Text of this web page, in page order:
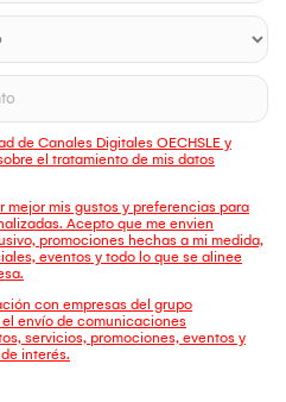
de Canales Digitales OECHSLE y
el tratamiento de mis datos
mejor mis gustos y preferencias para
Acepto que me envien
promociones hechas a mi medida,
eventos y todo lo que se alinee
con empresas del grupo
el envío de comunicaciones
servicios, promociones, eventos y
interés.